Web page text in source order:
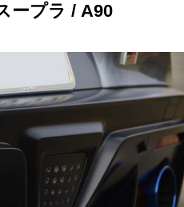
ープラ / A90